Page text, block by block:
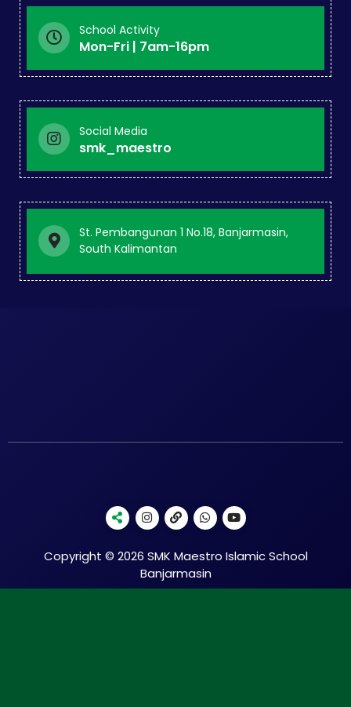
School Activity
Mon-Fri | 7am-16pm
Social Media
smk_maestro
St. Pembangunan 1 No.18, Banjarmasin,
South Kalimantan
Copyright © 2026 SMK Maestro Islamic School
Banjarmasin